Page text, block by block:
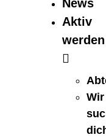
News
Aktiv
werden
Wir